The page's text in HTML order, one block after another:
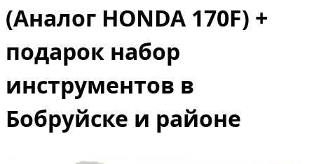
(Аналог HONDA 170F) +
подарок набор
инструментов в
Бобруйске и районе